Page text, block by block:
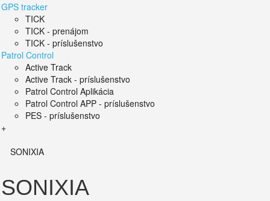
GPS tracker
TICK
TICK - prenájom
TICK - príslušenstvo
Patrol Control
Active Track
Active Track - príslušenstvo
Patrol Control Aplikácia
Patrol Control APP - príslušenstvo
PES - príslušenstvo
+
SONIXIA
SONIXIA